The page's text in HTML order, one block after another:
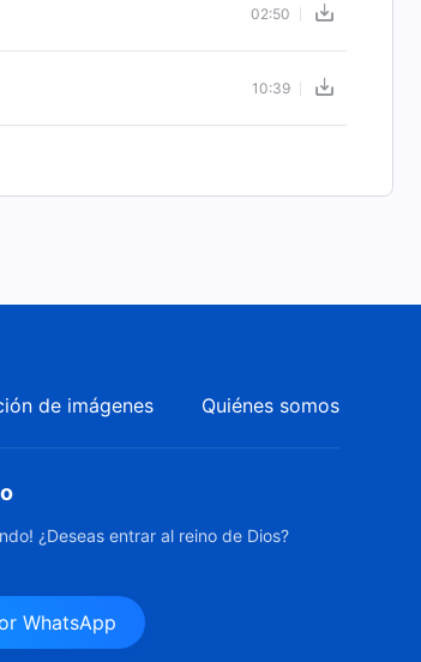
02:50
10:39
de imágenes Quiénes somos
¿Deseas entrar al reino de Dios?
WhatsApp